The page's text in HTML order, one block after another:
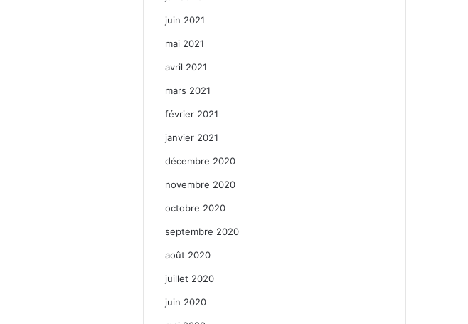
juin 2021
mai 2021
avril 2021
mars 2021
février 2021
janvier 2021
décembre 2020
novembre 2020
octobre 2020
septembre 2020
août 2020
juillet 2020
juin 2020